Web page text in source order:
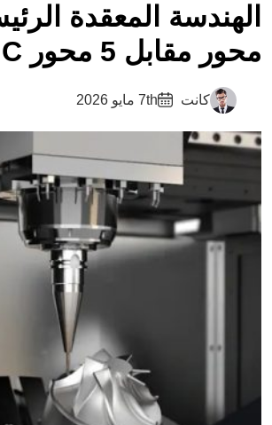
محور مقابل 5 محور CNC
كانت 7th مايو 2026